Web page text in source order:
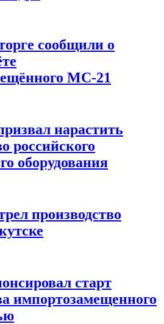
сообщили о
МС-21
нарастить
российского
оборудования
производство
старт
импортозамещенного